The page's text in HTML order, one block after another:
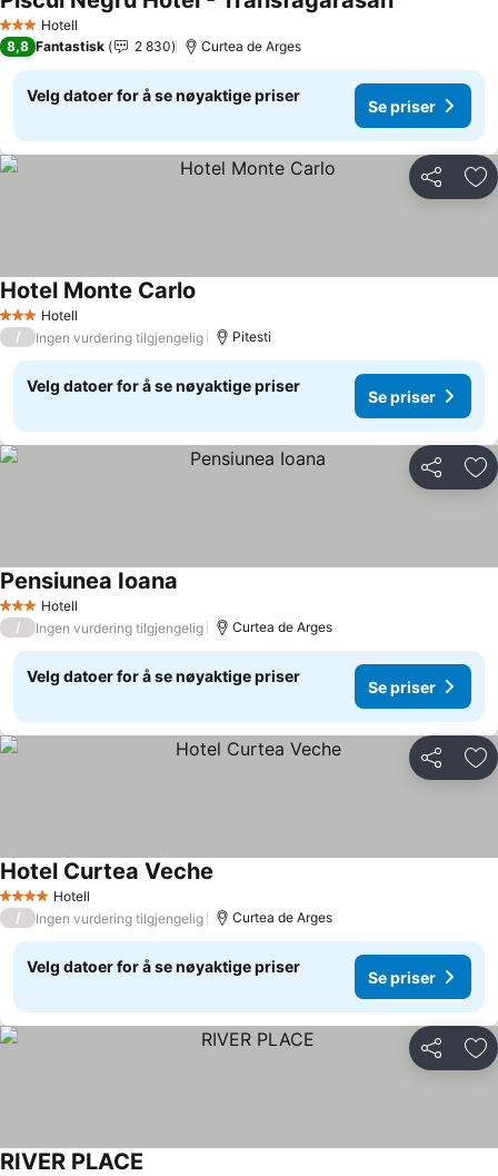
3 StjernerHotell
Se priser
8,8 Fantastisk 2 830 Curtea de Arges
Velg datoer for å se nøyaktige priser
Se priser
Del
3 StjernerHotell
Hotel Monte Carlo
/ Ingen vurdering tilgjengelig Pitesti
Velg datoer for å se nøyaktige priser
Se priser
Del
3 StjernerHotell
Pensiunea Ioana
/ Ingen vurdering tilgjengelig Curtea de Arges
Velg datoer for å se nøyaktige priser
Se priser
Del
4 StjernerHotell
Hotel Curtea Veche
/ Ingen vurdering tilgjengelig Curtea de Arges
Velg datoer for å se nøyaktige priser
Se priser
Del
RIVER PLACE